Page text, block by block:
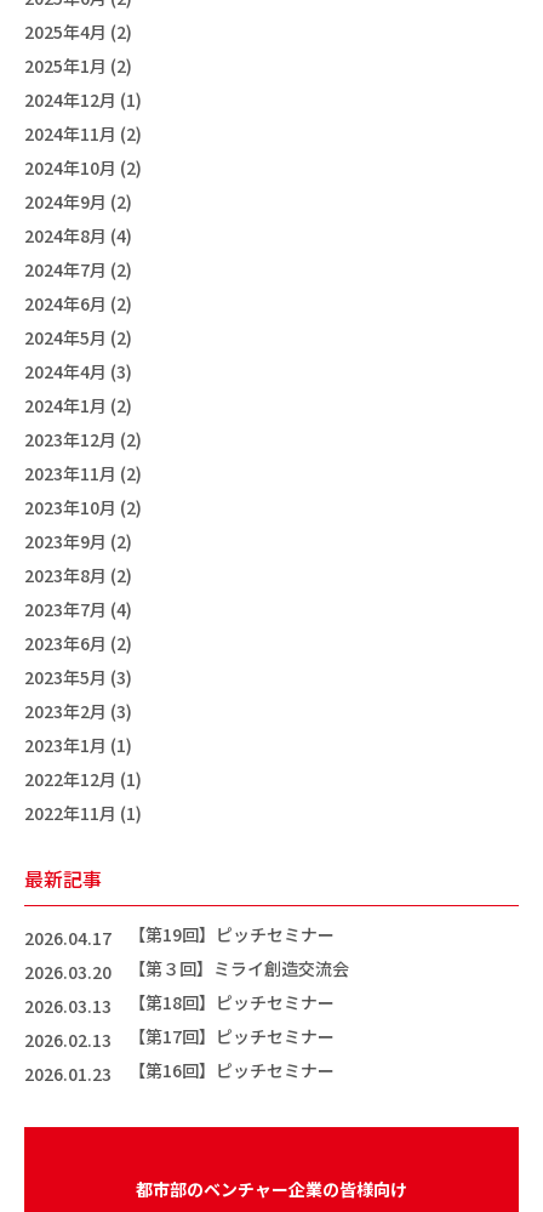
2025年4月 (2)
2025年1月 (2)
2024年12月 (1)
2024年11月 (2)
2024年10月 (2)
2024年9月 (2)
2024年8月 (4)
2024年7月 (2)
2024年6月 (2)
2024年5月 (2)
2024年4月 (3)
2024年1月 (2)
2023年12月 (2)
2023年11月 (2)
2023年10月 (2)
2023年9月 (2)
2023年8月 (2)
2023年7月 (4)
2023年6月 (2)
2023年5月 (3)
2023年2月 (3)
2023年1月 (1)
2022年12月 (1)
2022年11月 (1)
最新記事
2026.04.17
【第19回】ピッチセミナー
2026.03.20
【第３回】ミライ創造交流会
2026.03.13
【第18回】ピッチセミナー
2026.02.13
【第17回】ピッチセミナー
2026.01.23
【第16回】ピッチセミナー
都市部のベンチャー企業の皆様向け